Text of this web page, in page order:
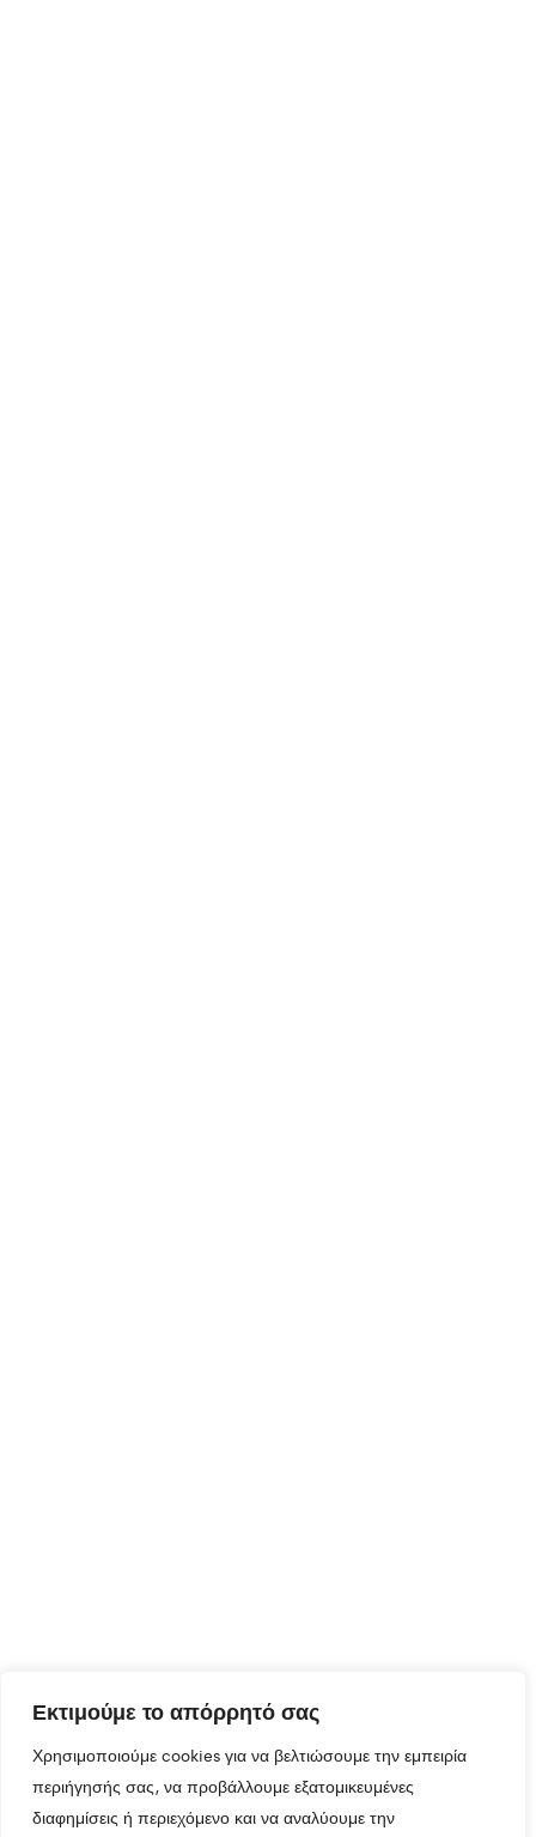
Εκτιμούμε το απόρρητό σας
Χρησιμοποιούμε cookies για να βελτιώσουμε την εμπειρία
περιήγησής σας, να προβάλλουμε εξατομικευμένες
διαφημίσεις ή περιεχόμενο και να αναλύουμε την